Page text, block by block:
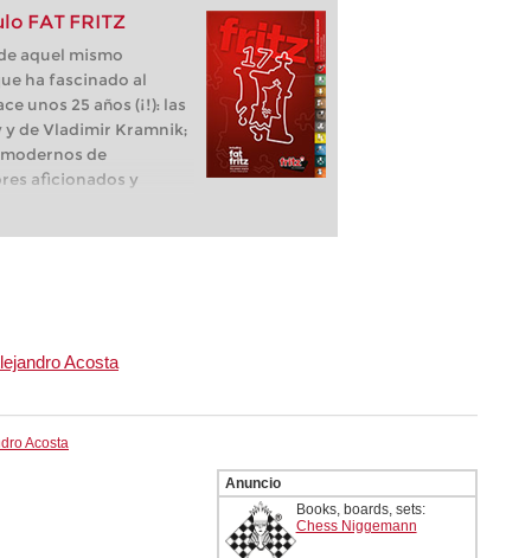
FAT FRITZ
aquel mismo
ha fascinado al
unos 25 años (¡!): las
de Vladimir Kramnik;
de
aficionados y
en el servidor de
el módulo basado en
artificial, "Fat
Acosta
Acosta
Anuncio
Books, boards, sets:
Chess Niggemann